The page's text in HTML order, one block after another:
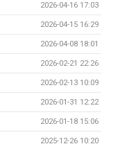
2026-04-16 17:03
2026-04-15 16:29
2026-04-08 18:01
2026-02-21 22:26
2026-02-13 10:09
2026-01-31 12:22
2026-01-18 15:06
2025-12-26 10:20